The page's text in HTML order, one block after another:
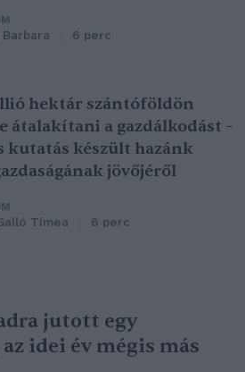
6 perc
hektár szántóföldön
átalakítani a gazdálkodást –
kutatás készült hazánk
jövőjéről
Tímea 6 perc
jutott egy
idei év mégis más